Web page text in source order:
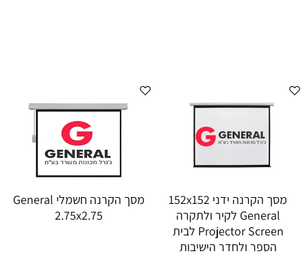
מסך הקרנה ידני 152x152
General לקיר ולתקרה
Projector Screen לבית
הספר ולחדר הישיבות
מסך הקרנה חשמלי General
2.75x2.75